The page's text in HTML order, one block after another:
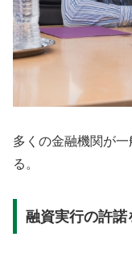
多くの金融機関が
る。
融資実行の許諾